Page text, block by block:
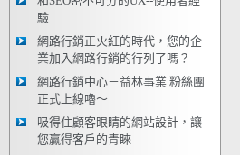
驗
網路行銷正火紅的時代，您的企
業加入網路行銷的行列了嗎？
網路行銷中心－益林事業 粉絲團
正式上線嚕～
吸得住顧客眼睛的網站設計，讓
您贏得客戶的青睞